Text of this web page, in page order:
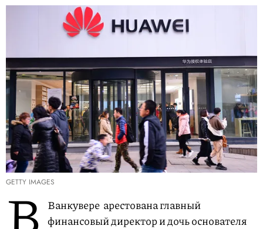
GETTY IMAGES
В
Ванкувере арестована главный
финансовый директор и дочь основателя